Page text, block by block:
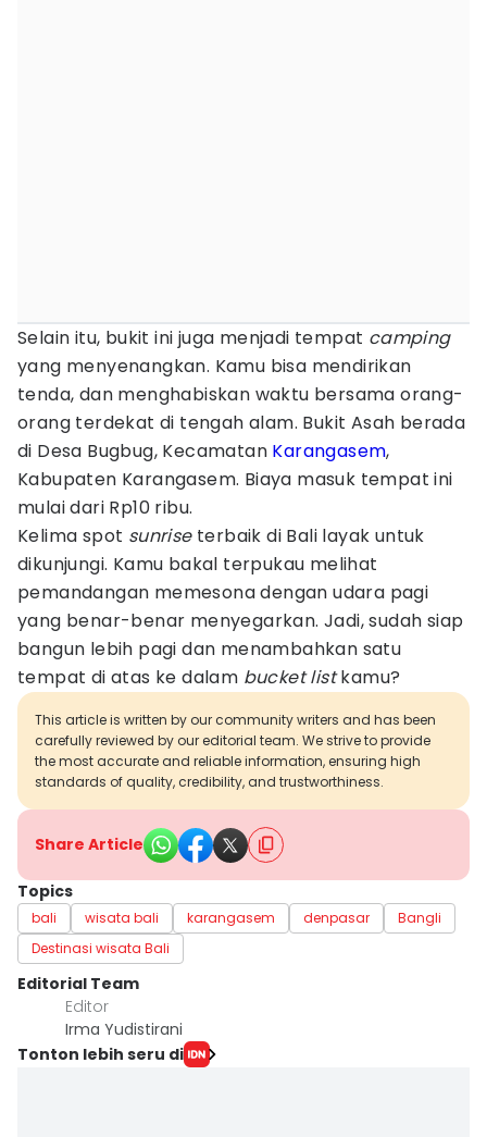
Selain itu, bukit ini juga menjadi tempat camping
yang menyenangkan. Kamu bisa mendirikan
tenda, dan menghabiskan waktu bersama orang-
orang terdekat di tengah alam. Bukit Asah berada
di Desa Bugbug, Kecamatan Karangasem,
Kabupaten Karangasem. Biaya masuk tempat ini
mulai dari Rp10 ribu.
Kelima spot sunriseterbaik di Bali layak untuk
dikunjungi. Kamu bakal terpukau melihat
pemandangan memesona dengan udara pagi
yang benar-benar menyegarkan. Jadi, sudah siap
bangun lebih pagi dan menambahkan satu
tempat di atas ke dalam bucket listkamu?
This article is written by our community writers and has been
carefully reviewed by our editorial team. We strive to provide
the most accurate and reliable information, ensuring high
standards of quality, credibility, and trustworthiness.
Share Article
Topics
bali wisata bali karangasem denpasar
Bangli
Destinasi wisata Bali
Editorial Team
Editor
Irma Yudistirani
Tonton lebih seru di